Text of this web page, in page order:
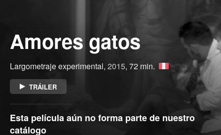
Amores gatos
Largometraje experimental, 2015, 72 min.
TRÁILER
Esta película aún no forma parte de nuestro
catálogo